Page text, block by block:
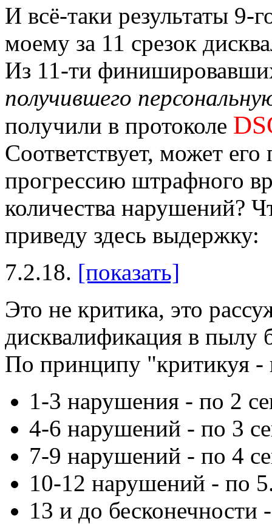
И всё-таки результаты 9-
моему за 11 срезок
Из 11-ти
получившего
получили в протоколе
Соответствует, может
прогрессию штрафного
количества нарушений?
приведу здесь выдержку:
7.2.18. [показать]
Это не критика, это
дисквалификация в пылу
По принципу "критикуя -
1-3 нарушения - по 2
4-6 нарушений - по 3
7-9 нарушений - по 4
10-12 нарушений - по
13 и до бесконечности